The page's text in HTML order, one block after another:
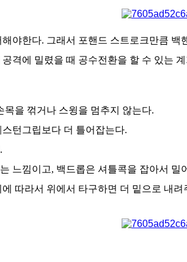
야한다. 그래서 포핸드 스트로크만큼
격에 밀렸을 때 공수전환을 할 수 있는
을 꺾거나 스윙을 멈추지 않는다.
턴그립보다 더 틀어잡는다.
느낌이고, 백드롭은 셔틀콕을 잡아서 밀
따라서 위에서 타구하면 더 밑으로 내